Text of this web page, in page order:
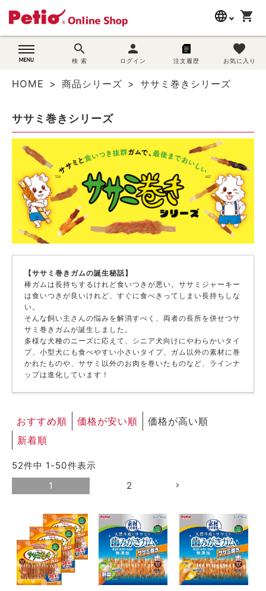
language
wovn-lang-name
shopping_cart
search
検 索
person
ログイン 注文履歴
favorite
お気に入り
search
うさぎ用品
ブランド別に探す
目的別に探す
SNS
ご利用案内
ACCOUNT MENU
ようこそ ゲスト 様
ログイン
HOME 商品シリーズ ササミ巻きシリーズ
ササミ巻きシリーズ
【ササミ巻きガムの誕生秘話】
棒ガムは長持ちするけれど食いつきが悪い。ササミジャーキー
は食いつきが良いけれど、すぐに食べきってしまい長持ちしな
い。
そんな飼い主さんの悩みを解消すべく、両者の長所を併せつサ
サミ巻きガムが誕生しました。
多様な犬種のニーズに応えて、シニア犬向けにやわらかいタイ
プ、小型犬にも食べやすい小さいタイプ、ガム以外の素材に巻
かれたものや、ササミ以外のお肉を巻いたものなど、ラインナ
ップは進化しています！
おすすめ順 価格が安い順
価格が高い順
新着順
52件中 1 -50件表示
1
2